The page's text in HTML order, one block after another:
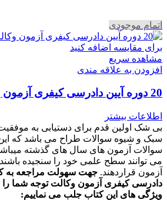
اتمام موجودی
برای مقایسه اضافه کنید
مشاهده سریع
افزودن به علاقه مندی
20 دوره آیین دادرسی کیفری آزمون وکالت – چتردانش
اطلاعات بیشتر
بی شک اولین قدم برای دستیابی به
سبک و شیوه سوالات طراح می باشد که این
سوالات آزمون های سال های گذشته میباشد
می توانند سطح علمی خود را سنجیده
آزمون قراردهند.
دادرسی کیفری آزمون وکالت توجه شما را
ویژگی های این کتاب جلب می نماییم: